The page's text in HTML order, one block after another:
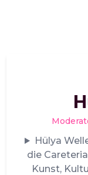
Hülya
die
Kunst,